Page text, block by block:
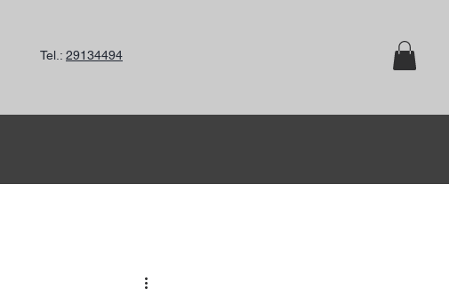
Tel.: 29134494